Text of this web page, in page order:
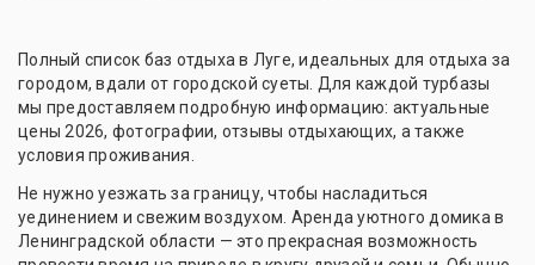
Полный список баз отдыха в Луге, идеальных для отдыха за
городом, вдали от городской суеты. Для каждой турбазы
мы предоставляем подробную информацию: актуальные
цены 2026, фотографии, отзывы отдыхающих, а также
условия проживания.
Не нужно уезжать за границу, чтобы насладиться
уединением и свежим воздухом. Аренда уютного домика в
Ленинградской области — это прекрасная возможность